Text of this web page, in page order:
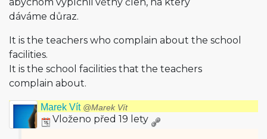
dáváme důraz.
It is the teachers who complain about the school
facilities.
It is the school facilities that the teachers
complain about.
Marek Vít @Marek Vít
Vloženo před 19 lety